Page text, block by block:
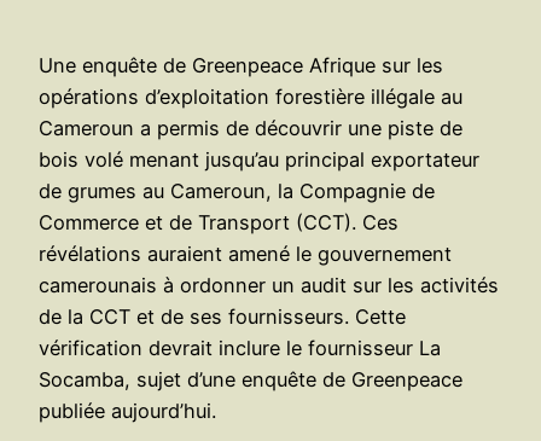
Une enquête de Greenpeace Afrique sur les
opérations d’exploitation forestière illégale au
Cameroun a permis de découvrir une piste de
bois volé menant jusqu’au principal exportateur
de grumes au Cameroun, la Compagnie de
Commerce et de Transport (CCT). Ces
révélations auraient amené le gouvernement
camerounais à ordonner un audit sur les activités
de la CCT et de ses fournisseurs. Cette
vérification devrait inclure le fournisseur La
Socamba, sujet d’une enquête de Greenpeace
publiée aujourd’hui.